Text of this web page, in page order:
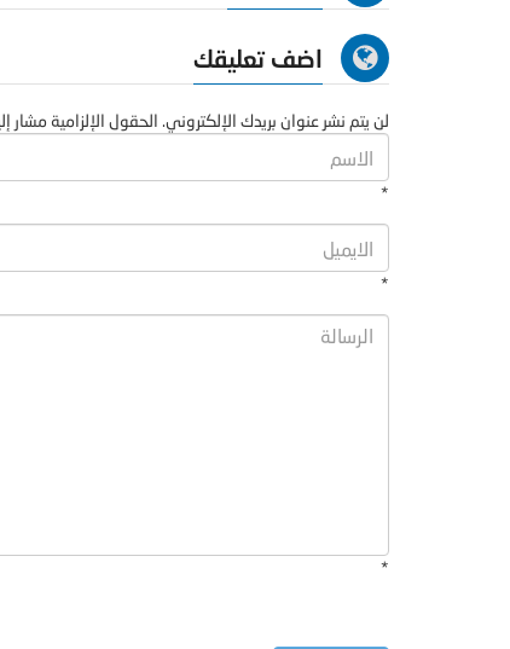
اضف تعليقك
لن يتم نشر عنوان بريدك الإلكتروني. الحقول الإلزامية مشار
*
*
*